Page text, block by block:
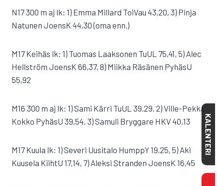
N17 300 m aj lk: 1) Emma Millard ToiVau 43,20, 3) Pinja
Natunen JoensK 44,30 (oma enn.)
M17 Keihäs lk: 1) Tuomas Laaksonen TuUL 75,41, 5) Alec
Hellström JoensK 66,37, 8) Miikka Räsänen PyhäsU
55,92
M16 300 m aj lk: 1) Sami Kärri TuUL 39,29, 2) Ville-Pekka
Kokko PyhäsU 39,54, 3) Samuli Bryggare HKV 40,13
M17 Kuula lk: 1) Severi Uusitalo HumppY 19,25, 5) Aki
Kuusela KiihtU 17,14, 7) Aleksi Stranden JoensK 16,45
KALENTERI